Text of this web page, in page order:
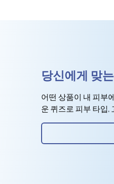
당신에게 맞
어떤 상품이 내 피부
운 퀴즈로 피부 타입,